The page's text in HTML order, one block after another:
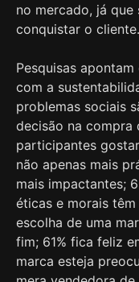
no mercado, já que
conquistar o cliente.
Pesquisas
com a
problemas sociais
decisão na compra
participantes
não apenas mais
mais impactantes;
éticas e morais
escolha de uma
fim; 61% fica feliz
marca esteja